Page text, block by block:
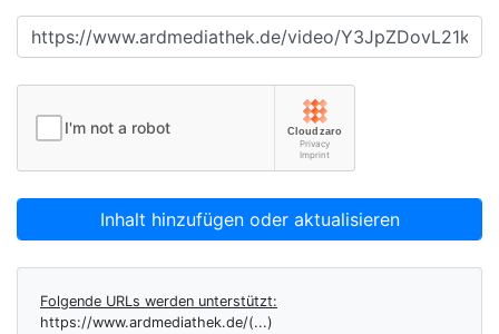
Inhalt hinzufügen oder aktualisieren
Folgende URLs werden unterstützt:
https://www.ardmediathek.de/(...)